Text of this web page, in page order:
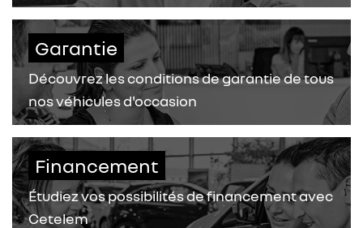
Garantie
Découvrez les conditions de garantie de tous
nos véhicules d'occasion
Financement
Étudiez vos possibilités de financement avec
Cetelem